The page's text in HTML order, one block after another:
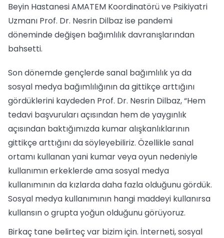
Beyin Hastanesi AMATEM Koordinatörü ve Psikiyatri
Uzmanı Prof. Dr. Nesrin Dilbaz ise pandemi
döneminde değişen bağımlılık davranışlarından
bahsetti.
Son dönemde gençlerde sanal bağımlılık ya da
sosyal medya bağımlılığının da gittikçe arttığını
gördüklerini kaydeden Prof. Dr. Nesrin Dilbaz, “Hem
tedavi başvuruları açısından hem de yaygınlık
açısından baktığımızda kumar alışkanlıklarının
gittikçe arttığını da söyleyebiliriz. Özellikle sanal
ortamı kullanan yani kumar veya oyun nedeniyle
kullanımın erkeklerde ama sosyal medya
kullanımının da kızlarda daha fazla olduğunu gördük.
Sosyal medya kullanımının hangi maddeyi kullanırsa
kullansın o grupta yoğun olduğunu görüyoruz.
Birkaç tane belirteç var bizim için. İnterneti, sosyal